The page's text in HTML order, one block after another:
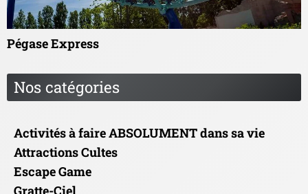
Pégase Express
Nos catégories
Activités à faire ABSOLUMENT dans sa vie
Attractions Cultes
Escape Game
Gratte-Ciel